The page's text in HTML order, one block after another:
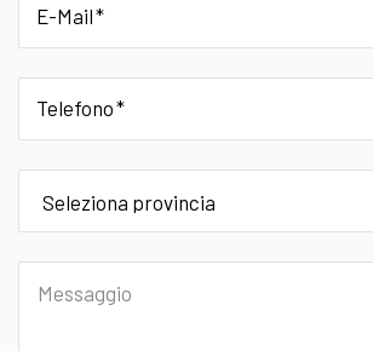
E-Mail
Telefono
Messaggio